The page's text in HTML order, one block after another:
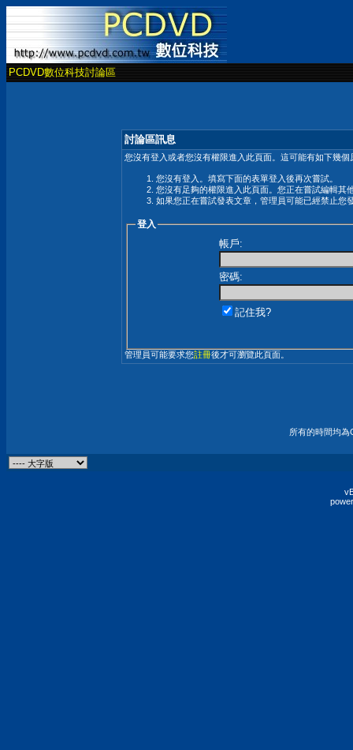
PCDVD數位科技討論區
討論區訊息
您沒有登入或者您沒有權限進入此頁面。這可能有如下幾個
您沒有登入。填寫下面的表單登入後再次嘗試。
您沒有足夠的權限進入此頁面。您正在嘗試編輯其
如果您正在嘗試發表文章，管理員可能已經禁止您
登入
帳戶:
密碼:
記住我?
管理員可能要求您註冊後才可瀏覽此頁面。
所有的時間均為